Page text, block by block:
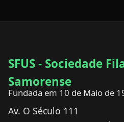
SFUS - Sociedade
Samorense
Fundada em 10 de Maio de
Av. O Século 111